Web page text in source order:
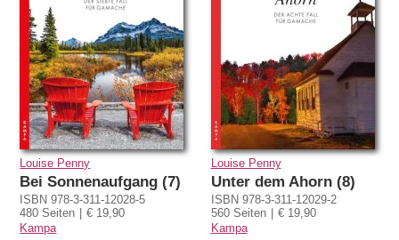
Louise Penny
Bei Sonnenaufgang (7)
ISBN 978-3-311-12028-5
480 Seiten
€ 19,90
Kampa
Louise Penny
Unter dem Ahorn (8)
ISBN 978-3-311-12029-2
560 Seiten
€ 19,90
Kampa